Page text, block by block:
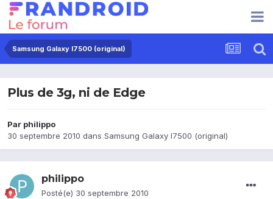
Samsung Galaxy I7500 (original)
Plus de 3g, ni de Edge
Par philippo
30 septembre 2010 dans Samsung Galaxy I7500 (original)
philippo
Posté(e) 30 septembre 2010